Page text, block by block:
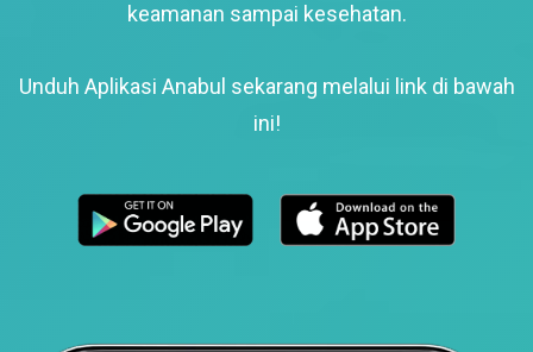
keamanan sampai kesehatan.
Unduh Aplikasi Anabul sekarang melalui link di bawah
ini!